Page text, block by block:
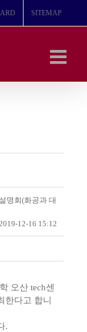
SITEMAP
명회(화공과 대
12-16 15:12
오산 tech센
한다고 합니
.